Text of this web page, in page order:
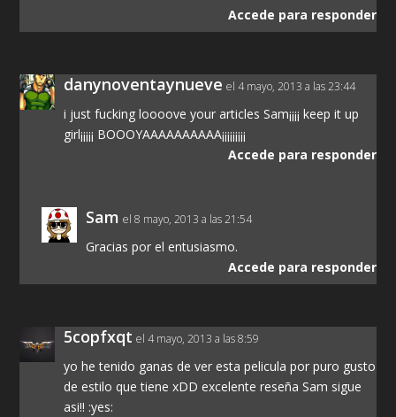
Accede para responder
danynoventaynueve el 4 mayo, 2013 a las 23:44
i just fucking loooove your articles Sam¡¡¡¡ keep it up
girl¡¡¡¡¡ BOOOYAAAAAAAAAA¡¡¡¡¡¡¡¡¡
Accede para responder
Sam el 8 mayo, 2013 a las 21:54
Gracias por el entusiasmo.
Accede para responder
5copfxqt el 4 mayo, 2013 a las 8:59
yo he tenido ganas de ver esta pelicula por puro gusto
de estilo que tiene xDD excelente reseña Sam sigue
asi!! :yes: